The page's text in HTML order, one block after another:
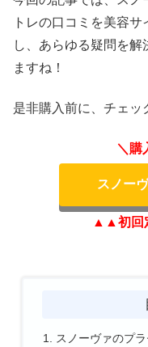
トレの口コミを美容
し、あらゆる疑問を
ますね！
是非購入前に、チェッ
＼購
スノー
▲▲初回
スノーヴァのプ